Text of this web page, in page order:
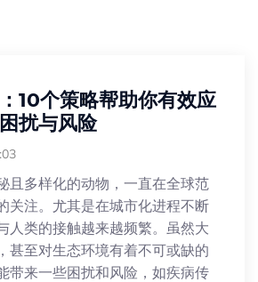
10个策略帮助你有效应
扰与风险
且多样化的动物，一直在全球范
关注。尤其是在城市化进程不断
人类的接触越来越频繁。虽然大
甚至对生态环境有着不可或缺的
带来一些困扰和风险，如疾病传